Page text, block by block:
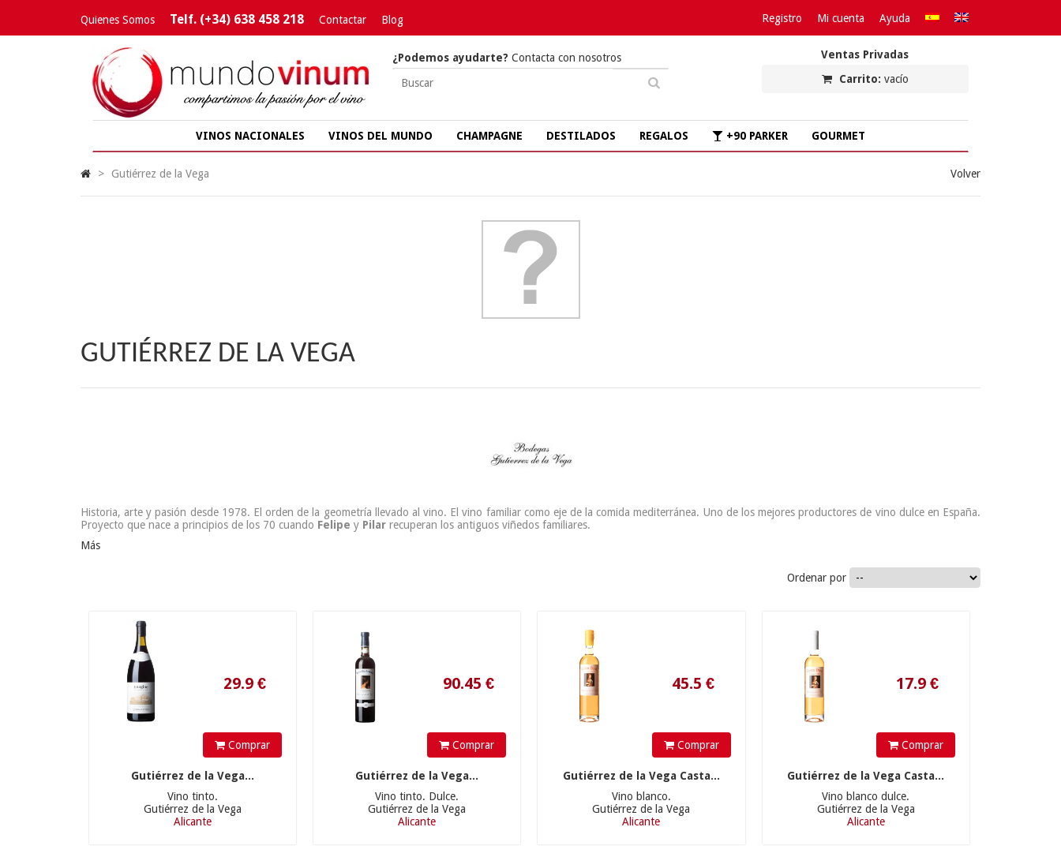
Quienes Somos Telf. (+34) 638 458 218 Contactar Blog Registro Mi cuenta Ayuda
Ventas Privadas
Carrito: vacío
¿Podemos ayudarte? Contacta con nosotros
VINOS NACIONALES VINOS DEL MUNDO CHAMPAGNE DESTILADOS REGALOS +90 PARKER GOURMET
> Gutiérrez de la Vega Volver
GUTIÉRREZ DE LA VEGA
Historia, arte y pasión desde 1978. El orden de la geometría llevado al vino. El vino familiar como eje de la comida mediterránea. Uno de los mejores productores de vino dulce en España.
Proyecto que nace a principios de los 70 cuando Felipe y Pilar recuperan los antiguos viñedos familiares.
Más
Ordenar por
Comprar
Gutiérrez de la Vega...
Vino tinto.
Gutiérrez de la Vega
Alicante
Comprar
Gutiérrez de la Vega...
Vino tinto. Dulce.
Gutiérrez de la Vega
Alicante
Comprar
Gutiérrez de la Vega Casta...
Vino blanco.
Gutiérrez de la Vega
Alicante
Comprar
Gutiérrez de la Vega Casta...
Vino blanco dulce.
Gutiérrez de la Vega
Alicante